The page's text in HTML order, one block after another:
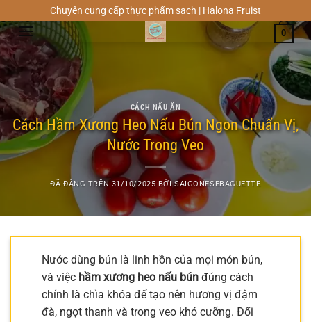
đến
nội
dung
Chuyên cung cấp thực phẩm sạch | Halona Fruist
0
CÁCH NẤU ĂN
Cách Hầm Xương Heo Nấu Bún Ngon Chuẩn Vị,
Nước Trong Veo
ĐÃ ĐĂNG TRÊN 31/10/2025 BỞISAIGONESEBAGUETTE
Nước dùng bún là linh hồn của mọi món bún,
và việc hầm xương heo nấu bún đúng cách
chính là chìa khóa để tạo nên hương vị đậm
đà, ngọt thanh và trong veo khó cưỡng. Đối